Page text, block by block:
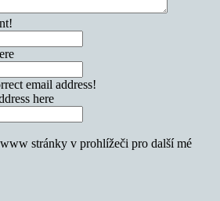
email address!
here
stránky v prohlížeči pro další mé